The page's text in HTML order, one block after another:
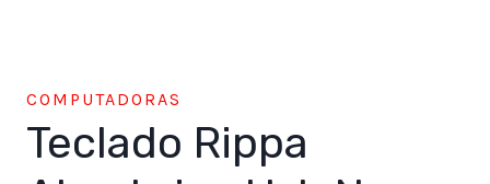
COMPUTADORAS
Teclado Rippa